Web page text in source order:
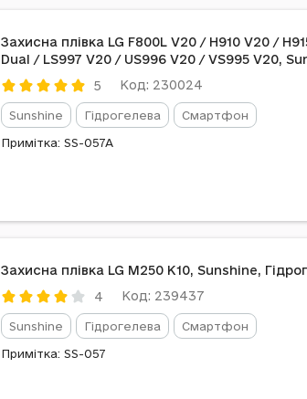
Захисна плівка LG F800L V20 / H910 V20 /
Dual / LS997 V20 / US996 V20 / VS995 V20,
5
Код: 230024
Sunshine Гідрогелева Смартфон
Примітка: SS-057A
Захисна плівка LG M250 K10, Sunshine,
4
Код: 239437
Sunshine Гідрогелева Смартфон
Примітка: SS-057